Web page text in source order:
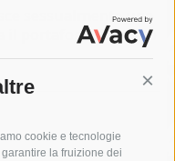
cookie e tecnologie
la fruizione dei
sessualmente una
il portafogli, fermato